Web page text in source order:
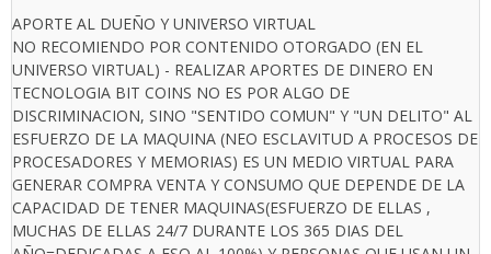
APORTE AL DUEÑO Y UNIVERSO VIRTUAL
NO RECOMIENDO POR CONTENIDO OTORGADO (EN EL
UNIVERSO VIRTUAL) - REALIZAR APORTES DE DINERO EN
TECNOLOGIA BIT COINS NO ES POR ALGO DE
DISCRIMINACION, SINO "SENTIDO COMUN" Y "UN DELITO" AL
ESFUERZO DE LA MAQUINA (NEO ESCLAVITUD A PROCESOS DE
PROCESADORES Y MEMORIAS) ES UN MEDIO VIRTUAL PARA
GENERAR COMPRA VENTA Y CONSUMO QUE DEPENDE DE LA
CAPACIDAD DE TENER MAQUINAS(ESFUERZO DE ELLAS ,
MUCHAS DE ELLAS 24/7 DURANTE LOS 365 DIAS DEL